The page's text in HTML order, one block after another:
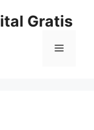
Gratis
Menu